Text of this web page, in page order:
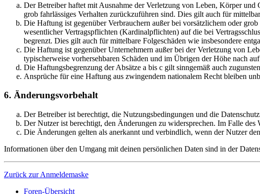
Der Betreiber haftet mit Ausnahme der Verletzung von Leben, Körper
grob fahrlässiges Verhalten zurückzuführen sind. Dies gilt auch für
Die Haftung ist gegenüber Verbrauchern außer bei vorsätzlichem oder
wesentlicher Vertragspflichten (Kardinalpflichten) auf die bei
begrenzt. Dies gilt auch für mittelbare Folgeschäden wie insbesondere
Die Haftung ist gegenüber Unternehmern außer bei der Verletzung von
typischerweise vorhersehbaren Schäden und im Übrigen der Höhe nach
Die Haftungsbegrenzung der Absätze a bis c gilt sinngemäß auch
Ansprüche für eine Haftung aus zwingendem nationalem Recht bleiben
6. Änderungsvorbehalt
Der Betreiber ist berechtigt, die Nutzungsbedingungen und die
Der Nutzer ist berechtigt, den Änderungen zu widersprechen. Im Falle
Die Änderungen gelten als anerkannt und verbindlich, wenn der Nutzer
Informationen über den Umgang mit deinen persönlichen Daten sind in der
Zurück zur Anmeldemaske
Foren-Übersicht